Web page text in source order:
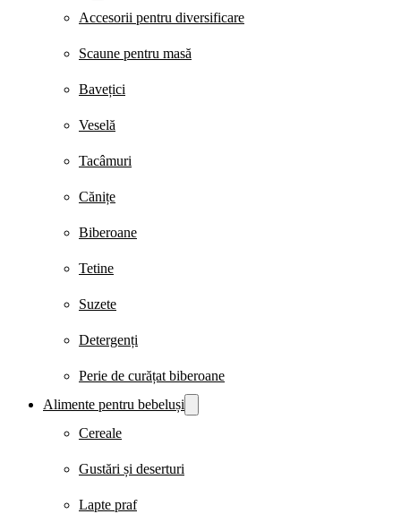
Accesorii pentru diversificare
Scaune pentru masă
Bavețici
Veselă
Tacâmuri
Cănițe
Biberoane
Tetine
Suzete
Detergenți
Perie de curățat biberoane
Alimente pentru bebeluși
Cereale
Gustări și deserturi
Lapte praf